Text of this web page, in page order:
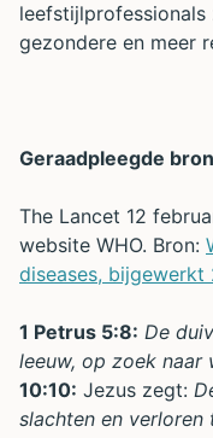
gezondere en meer
Geraadpleegde
The Lancet 12
website WHO. Bron:
diseases,
1 Petrus 5:8: De
leeuw, op zoek naar
10:10: Jezus zegt:
slachten en verloren